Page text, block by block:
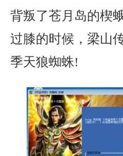
背叛了苍月岛的楔
过膝的时候，梁山
季天狼蜘蛛!